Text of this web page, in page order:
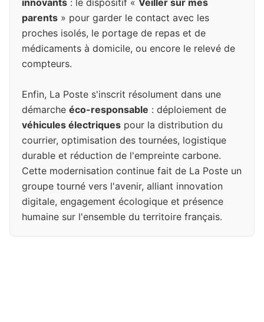
innovants : le dispositif « Veiller sur mes
parents » pour garder le contact avec les
proches isolés, le portage de repas et de
médicaments à domicile, ou encore le relevé de
compteurs.
Enfin, La Poste s'inscrit résolument dans une
démarche éco-responsable : déploiement de
véhicules électriques pour la distribution du
courrier, optimisation des tournées, logistique
durable et réduction de l'empreinte carbone.
Cette modernisation continue fait de La Poste un
groupe tourné vers l'avenir, alliant innovation
digitale, engagement écologique et présence
humaine sur l'ensemble du territoire français.